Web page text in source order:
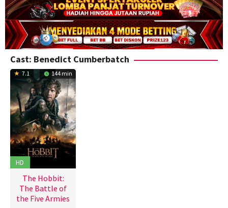
Cast: Benedict Cumberbatch
7.1 144 min
HD
The Hobbit:
The Battle of
the Five Armies